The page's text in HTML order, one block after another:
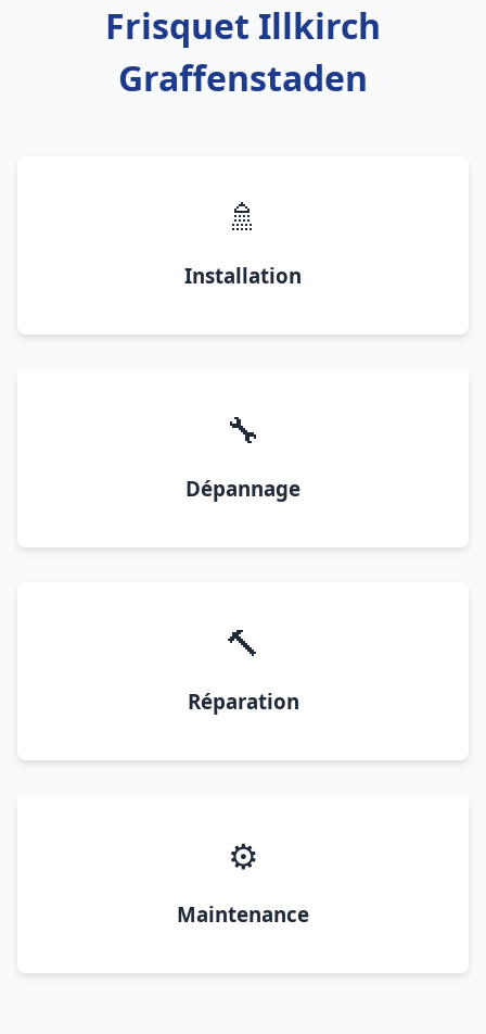
Frisquet Illkirch
Graffenstaden
🚿
Installation
🔧
Dépannage
🔨
Réparation
⚙️
Maintenance